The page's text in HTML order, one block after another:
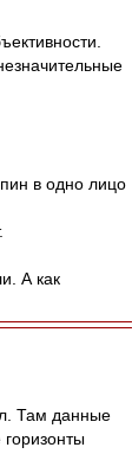
в одно лицо
А как
Там данные